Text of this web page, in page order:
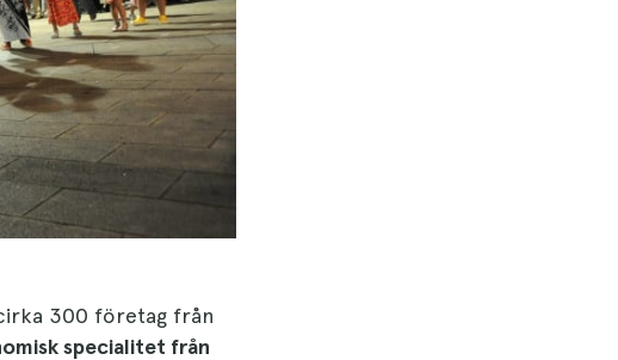
300 företag från
specialitet från